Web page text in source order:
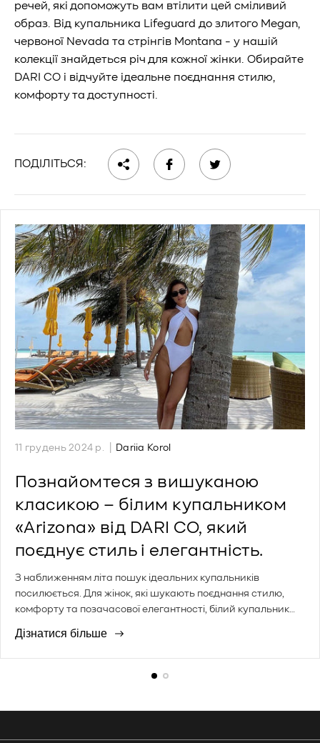
речей, які допоможуть вам втілити цей сміливий
образ. Від купальника Lifeguard до злитого Megan,
червоної Nevada та стрінгів Montana - у нашій
колекції знайдеться річ для кожної жінки. Обирайте
DARI CO і відчуйте ідеальне поєднання стилю,
комфорту та доступності.
ПОДІЛІТЬСЯ:
С
а
т
я
п
у
к
а
11 грудень 2024 р.
А
т
р
с
а
Dariia Korol
Познайомтеся з вишуканою
класикою – білим купальником
«Arizona» від DARI CO, який
поєднує стиль і елегантність.
З наближенням літа пошук ідеальних купальників
посилюється. Для жінок, які шукають поєднання стилю,
комфорту та позачасової елегантності, білий купальник
приголомшливий виріб створений, щоб підкреслити вашу
природну красу, пропонуючи як високу якість
виготовлення, так і облягаючий крій, яким славиться DARI
Дізнатися більше